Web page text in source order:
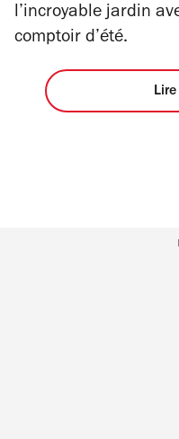
l’incroyable jardin
comptoir d’été.